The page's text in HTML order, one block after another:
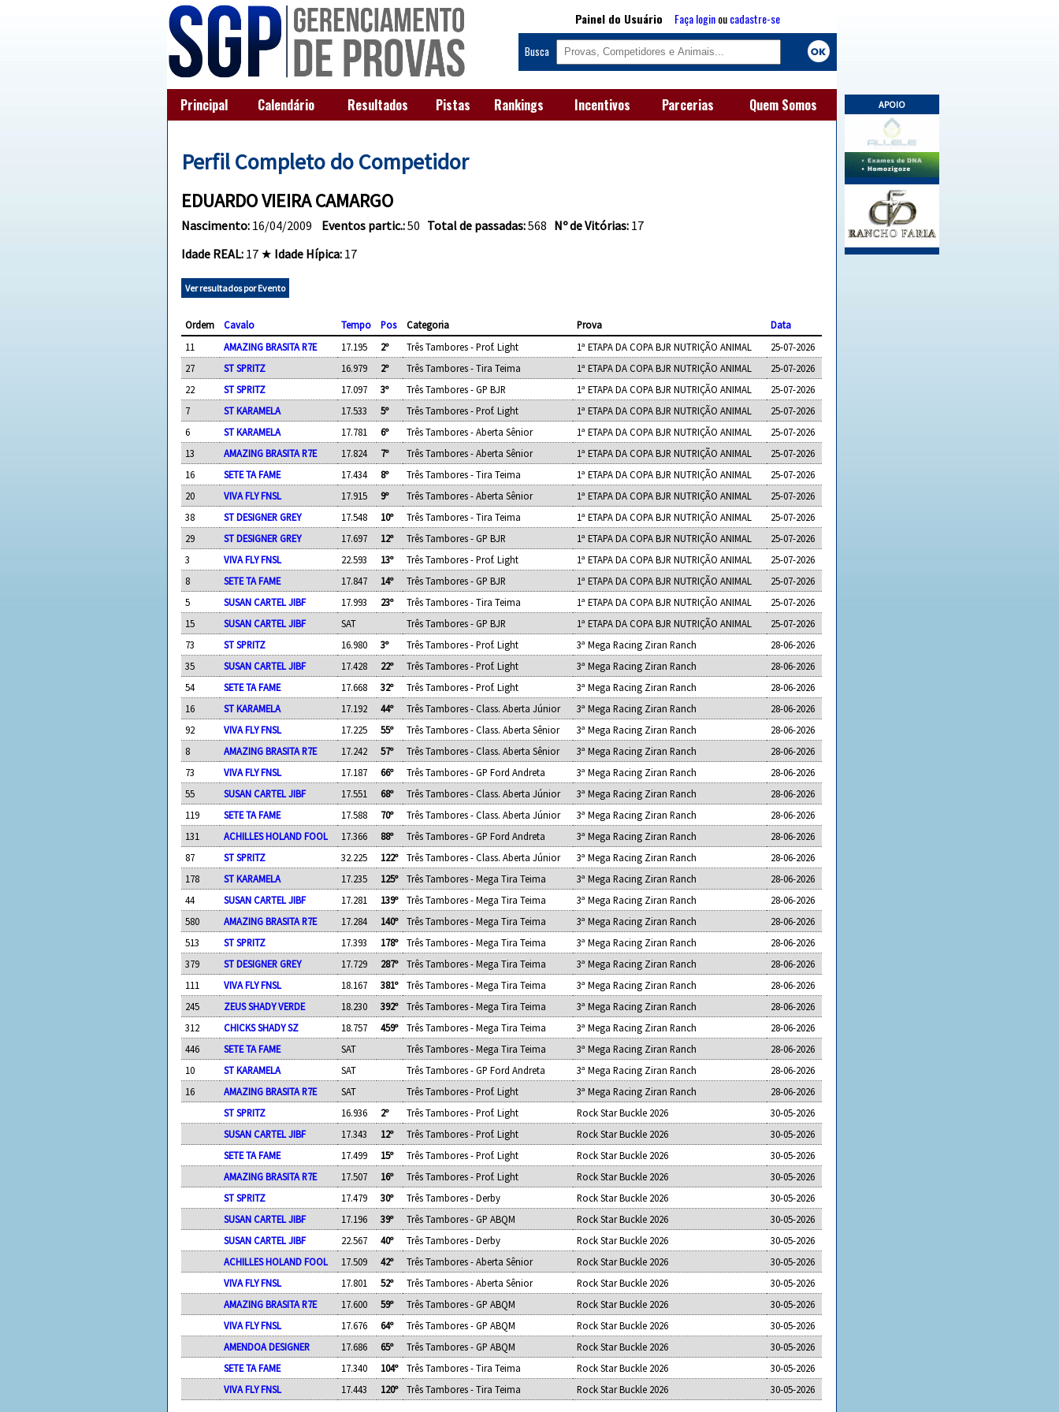
APOIO
Painel do Usuário Faça loginoucadastre-se
Busca
Principal Calendário Resultados Pistas Rankings Incentivos Parcerias Quem Somos
Perfil Completo do Competidor
EDUARDO VIEIRA CAMARGO
Nascimento: 16/04/2009 Eventos partic.:50 Total de passadas:568 Nº de Vitórias: 17
Idade REAL: 17 ★ Idade Hípica: 17
Ver resultados por Evento
Ordem Cavalo Tempo Pos Categoria Prova
Data
11
AMAZING BRASITA R7E 17.195 2º Três Tambores - Prof. Light 1ª ETAPA DA COPA BJR NUTRIÇÃO ANIMAL
25-07-2026
27
ST SPRITZ 16.979 2º Três Tambores - Tira Teima 1ª ETAPA DA COPA BJR NUTRIÇÃO ANIMAL
25-07-2026
22
ST SPRITZ 17.097 3º Três Tambores - GP BJR 1ª ETAPA DA COPA BJR NUTRIÇÃO ANIMAL
25-07-2026
7
ST KARAMELA 17.533 5º Três Tambores - Prof. Light 1ª ETAPA DA COPA BJR NUTRIÇÃO ANIMAL
25-07-2026
6
ST KARAMELA 17.781 6º Três Tambores - Aberta Sênior 1ª ETAPA DA COPA BJR NUTRIÇÃO ANIMAL
25-07-2026
13
AMAZING BRASITA R7E 17.824 7º Três Tambores - Aberta Sênior 1ª ETAPA DA COPA BJR NUTRIÇÃO ANIMAL
25-07-2026
16
SETE TA FAME 17.434 8º Três Tambores - Tira Teima 1ª ETAPA DA COPA BJR NUTRIÇÃO ANIMAL
25-07-2026
20
VIVA FLY FNSL 17.915 9º Três Tambores - Aberta Sênior 1ª ETAPA DA COPA BJR NUTRIÇÃO ANIMAL
25-07-2026
38
ST DESIGNER GREY 17.548 10º Três Tambores - Tira Teima 1ª ETAPA DA COPA BJR NUTRIÇÃO ANIMAL
25-07-2026
29
ST DESIGNER GREY 17.697 12º Três Tambores - GP BJR 1ª ETAPA DA COPA BJR NUTRIÇÃO ANIMAL
25-07-2026
3
VIVA FLY FNSL 22.593 13º Três Tambores - Prof. Light 1ª ETAPA DA COPA BJR NUTRIÇÃO ANIMAL
25-07-2026
8
SETE TA FAME 17.847 14º Três Tambores - GP BJR 1ª ETAPA DA COPA BJR NUTRIÇÃO ANIMAL
25-07-2026
5
SUSAN CARTEL JIBF 17.993 23º Três Tambores - Tira Teima 1ª ETAPA DA COPA BJR NUTRIÇÃO ANIMAL
25-07-2026
15
SUSAN CARTEL JIBF SAT Três Tambores - GP BJR 1ª ETAPA DA COPA BJR NUTRIÇÃO ANIMAL
25-07-2026
73
ST SPRITZ 16.980 3º Três Tambores - Prof. Light 3ª Mega Racing Ziran Ranch
28-06-2026
35
SUSAN CARTEL JIBF 17.428 22º Três Tambores - Prof. Light 3ª Mega Racing Ziran Ranch
28-06-2026
54
SETE TA FAME 17.668 32º Três Tambores - Prof. Light 3ª Mega Racing Ziran Ranch
28-06-2026
16
ST KARAMELA 17.192 44º Três Tambores - Class. Aberta Júnior 3ª Mega Racing Ziran Ranch
28-06-2026
92
VIVA FLY FNSL 17.225 55º Três Tambores - Class. Aberta Sênior 3ª Mega Racing Ziran Ranch
28-06-2026
8
AMAZING BRASITA R7E 17.242 57º Três Tambores - Class. Aberta Sênior 3ª Mega Racing Ziran Ranch
28-06-2026
73
VIVA FLY FNSL 17.187 66º Três Tambores - GP Ford Andreta 3ª Mega Racing Ziran Ranch
28-06-2026
55
SUSAN CARTEL JIBF 17.551 68º Três Tambores - Class. Aberta Júnior 3ª Mega Racing Ziran Ranch
28-06-2026
119
SETE TA FAME 17.588 70º Três Tambores - Class. Aberta Júnior 3ª Mega Racing Ziran Ranch
28-06-2026
131
ACHILLES HOLAND FOOL 17.366 88º Três Tambores - GP Ford Andreta 3ª Mega Racing Ziran Ranch
28-06-2026
87
ST SPRITZ 32.225 122º Três Tambores - Class. Aberta Júnior 3ª Mega Racing Ziran Ranch
28-06-2026
178
ST KARAMELA 17.235 125º Três Tambores - Mega Tira Teima 3ª Mega Racing Ziran Ranch
28-06-2026
44
SUSAN CARTEL JIBF 17.281 139º Três Tambores - Mega Tira Teima 3ª Mega Racing Ziran Ranch
28-06-2026
580
AMAZING BRASITA R7E 17.284 140º Três Tambores - Mega Tira Teima 3ª Mega Racing Ziran Ranch
28-06-2026
513
ST SPRITZ 17.393 178º Três Tambores - Mega Tira Teima 3ª Mega Racing Ziran Ranch
28-06-2026
379
ST DESIGNER GREY 17.729 287º Três Tambores - Mega Tira Teima 3ª Mega Racing Ziran Ranch
28-06-2026
111
VIVA FLY FNSL 18.167 381º Três Tambores - Mega Tira Teima 3ª Mega Racing Ziran Ranch
28-06-2026
245
ZEUS SHADY VERDE 18.230 392º Três Tambores - Mega Tira Teima 3ª Mega Racing Ziran Ranch
28-06-2026
312
CHICKS SHADY SZ 18.757 459º Três Tambores - Mega Tira Teima 3ª Mega Racing Ziran Ranch
28-06-2026
446
SETE TA FAME SAT Três Tambores - Mega Tira Teima 3ª Mega Racing Ziran Ranch
28-06-2026
10
ST KARAMELA SAT Três Tambores - GP Ford Andreta 3ª Mega Racing Ziran Ranch
28-06-2026
16
AMAZING BRASITA R7E SAT Três Tambores - Prof. Light 3ª Mega Racing Ziran Ranch
28-06-2026
ST SPRITZ
16.936 2º Três Tambores - Prof. Light Rock Star Buckle 2026
30-05-2026
SUSAN CARTEL JIBF
17.343 12º Três Tambores - Prof. Light Rock Star Buckle 2026
30-05-2026
SETE TA FAME
17.499 15º Três Tambores - Prof. Light Rock Star Buckle 2026
30-05-2026
AMAZING BRASITA R7E
17.507 16º Três Tambores - Prof. Light Rock Star Buckle 2026
30-05-2026
ST SPRITZ
17.479 30º Três Tambores - Derby Rock Star Buckle 2026
30-05-2026
SUSAN CARTEL JIBF
17.196 39º Três Tambores - GP ABQM Rock Star Buckle 2026
30-05-2026
SUSAN CARTEL JIBF
22.567 40º Três Tambores - Derby Rock Star Buckle 2026
30-05-2026
ACHILLES HOLAND FOOL
17.509 42º Três Tambores - Aberta Sênior Rock Star Buckle 2026
30-05-2026
VIVA FLY FNSL
17.801 52º Três Tambores - Aberta Sênior Rock Star Buckle 2026
30-05-2026
AMAZING BRASITA R7E
17.600 59º Três Tambores - GP ABQM Rock Star Buckle 2026
30-05-2026
VIVA FLY FNSL
17.676 64º Três Tambores - GP ABQM Rock Star Buckle 2026
30-05-2026
AMENDOA DESIGNER
17.686 65º Três Tambores - GP ABQM Rock Star Buckle 2026
30-05-2026
SETE TA FAME
17.340 104º Três Tambores - Tira Teima Rock Star Buckle 2026
30-05-2026
VIVA FLY FNSL
17.443 120º Três Tambores - Tira Teima Rock Star Buckle 2026 30-05-2026